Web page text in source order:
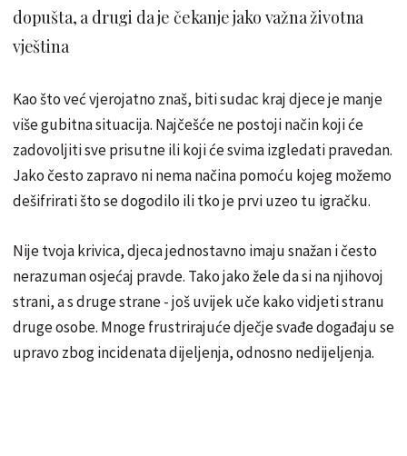
dopušta, a drugi da je čekanje jako važna životna
vještina
Kao što već vjerojatno znaš, biti sudac kraj djece je manje
više gubitna situacija. Najčešće ne postoji način koji će
zadovoljiti sve prisutne ili koji će svima izgledati pravedan.
Jako često zapravo ni nema načina pomoću kojeg možemo
dešifrirati što se dogodilo ili tko je prvi uzeo tu igračku.
Nije tvoja krivica, djeca jednostavno imaju snažan i često
nerazuman osjećaj pravde. Tako jako žele da si na njihovoj
strani, a s druge strane - još uvijek uče kako vidjeti stranu
druge osobe. Mnoge frustrirajuće dječje svađe događaju se
upravo zbog incidenata dijeljenja, odnosno nedijeljenja.